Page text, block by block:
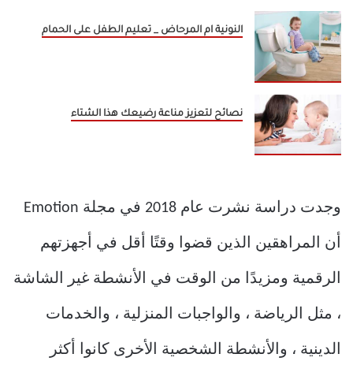
النونية ام المرحاض _ تعليم الطفل على الحمام
نصائح لتعزيز مناعة رضيعك هذا الشتاء
وجدت دراسة نشرت عام 2018 في مجلة Emotion
أن المراهقين الذين قضوا وقتًا أقل في أجهزتهم
الرقمية ومزيدًا من الوقت في الأنشطة غير الشاشة
، مثل الرياضة ، والواجبات المنزلية ، والخدمات
الدينية ، والأنشطة الشخصية الأخرى كانوا أكثر